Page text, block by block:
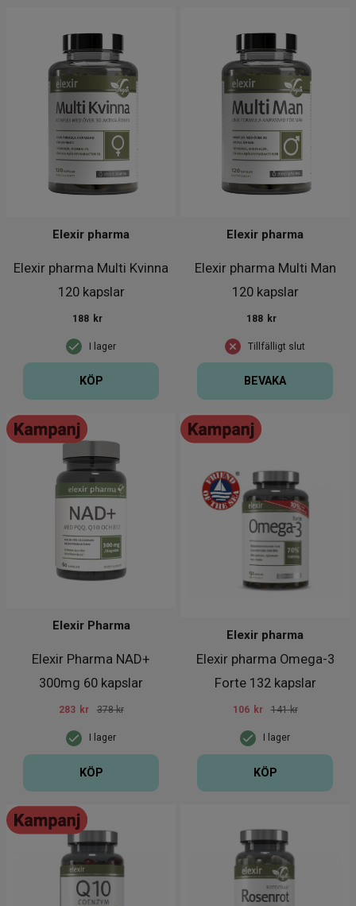
Elexir pharma Multi Kvinna
120 kapslar
Elexir pharma
I lager
188 kr
KÖP
Elexir pharma Multi Man
120 kapslar
Elexir pharma
Tillfälligt slut
188 kr
BEVAKA
Elexir Pharma NAD+
300mg 60 kapslar
Elexir Pharma
I lager
283 kr 378 kr
KÖP
Elexir pharma Omega-3
Forte 132 kapslar
Elexir pharma
I lager
106 kr 141 kr
KÖP